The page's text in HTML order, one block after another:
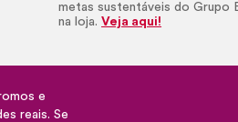
metas sustentáveis do Grupo
na loja.Veja aqui!
e
reais. Se